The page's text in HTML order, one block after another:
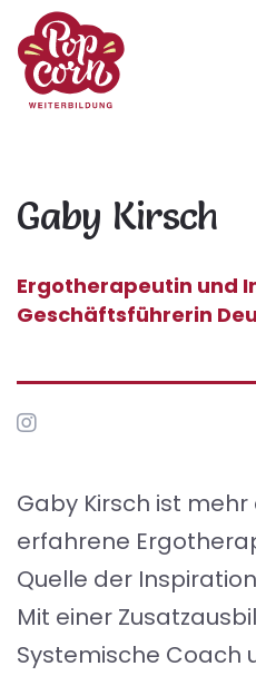
Gaby Kirsch
Ergotherapeutin und
Geschäftsführerin
Gaby Kirsch ist mehr
erfahrene
Quelle der
Mit einer
Systemische Coach